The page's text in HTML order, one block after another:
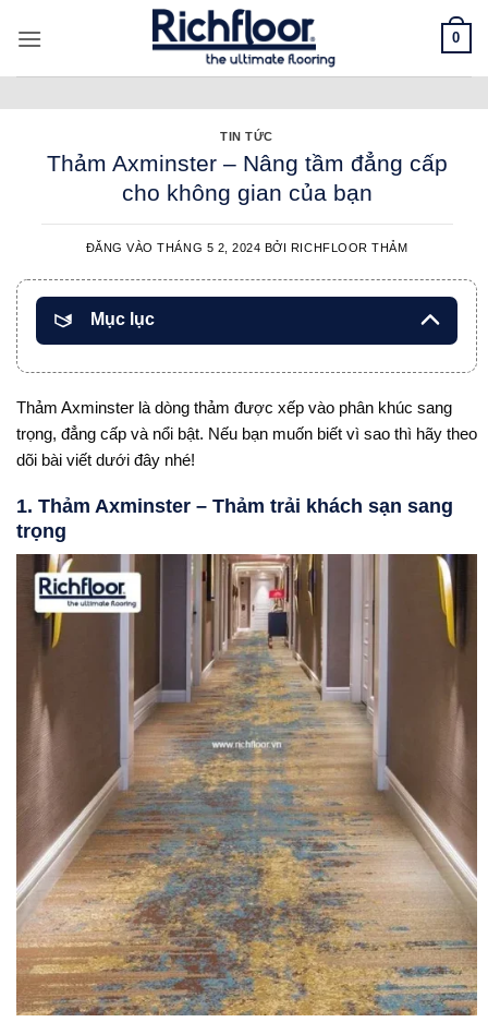
qua
0
TIN TỨC
Thảm Axminster – Nâng tầm đẳng cấp
cho không gian của bạn
ĐĂNG VÀOTHÁNG 5 2, 2024 BỞI RICHFLOOR THẢM
Mục lục
Thảm Axminster là dòng thảm được xếp vào phân khúc sang
trọng, đẳng cấp và nổi bật. Nếu bạn muốn biết vì sao thì hãy theo
dõi bài viết dưới đây nhé!
1. Thảm Axminster – Thảm trải khách sạn sang
trọng